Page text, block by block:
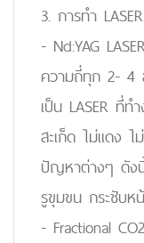
3. การทำ
- Nd:YAG
ความถี่ทุก 2- 4
เป็น LASER ที่
สะเก็ด ไม่แดง
ปัญหาต่างๆ ดัง
รูขุมขน กระชับ
- Fractional